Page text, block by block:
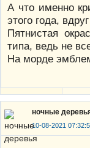
А что именно
этого года,
Пятнистая
типа, ведь не
На морде
ночные
10-08-2021